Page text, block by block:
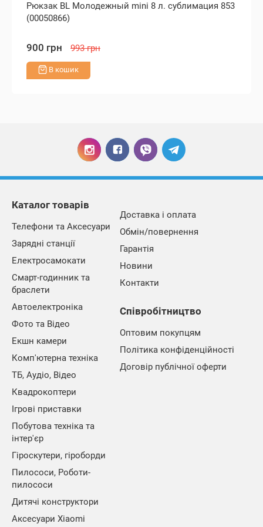
Рюкзак BL Молодежный mini 8 л. сублимация 853
(00050866)
900 грн 993 грн
В кошик
Каталог товарів
Телефони та Аксесуари
Зарядні станції
Електросамокати
Смарт-годинник та
браслети
Автоелектроніка
Фото та Відео
Екшн камери
Комп'ютерна техніка
ТБ, Аудіо, Відео
Квадрокоптери
Ігрові приставки
Побутова техніка та
інтер'єр
Гіроскутери, гіроборди
Пилососи, Роботи-
пилососи
Дитячі конструктори
Аксесуари Xiaomi
Доставка і оплата
Обмін/повернення
Гарантія
Новини
Контакти
Співробітництво
Оптовим покупцям
Політика конфіденційності
Договір публічної оферти